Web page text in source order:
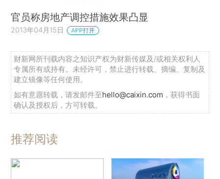
官员称房地产调控措施效果凸显
2013年04月15日 APP打开
财新网所刊载内容之知识产权为财新传媒及/或相关权利人
专属所有或持有。未经许可，禁止进行转载、摘编、复制及
建立镜像等任何使用。
如有意愿转载，请发邮件至hello@caixin.com ，获得书面
确认及授权后，方可转载。
推荐阅读